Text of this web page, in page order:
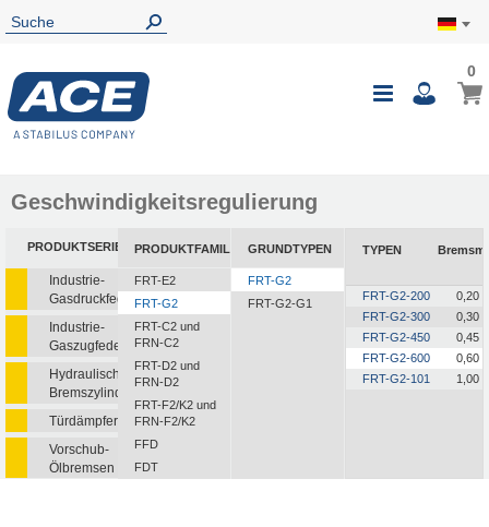
00
Geschwindigkeitsregulierung
PRODUKTSERIEN
Industrie-
Gasdruckfedern
Industrie-
Gaszugfedern
Hydraulische
Bremszylinder
Türdämpfer
Vorschub-
Ölbremsen
PRODUKTFAMILIEN
FRT-E2
FRT-G2
FRT-C2 und
FRN-C2
FRT-D2 und
FRN-D2
FRT-F2/K2 und
FRN-F2/K2
FFD
FDT
GRUNDTYPEN
FRT-G2
FRT-G2-G1
TYPEN
FRT-G2-200
0,20
FRT-G2-300
0,30
FRT-G2-450
0,45
FRT-G2-600
0,60
FRT-G2-101
1,00